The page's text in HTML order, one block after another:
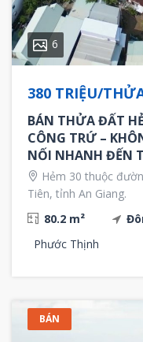
6
380 TRIỆU/
BÁN THỬA ĐẤT
CÔNG TRỨ –
NỐI NHANH ĐẾN
Hẻm 30 thuộc
Tiên, tỉnh An Giang.
80.2 m²
Phước Thịnh
BÁN